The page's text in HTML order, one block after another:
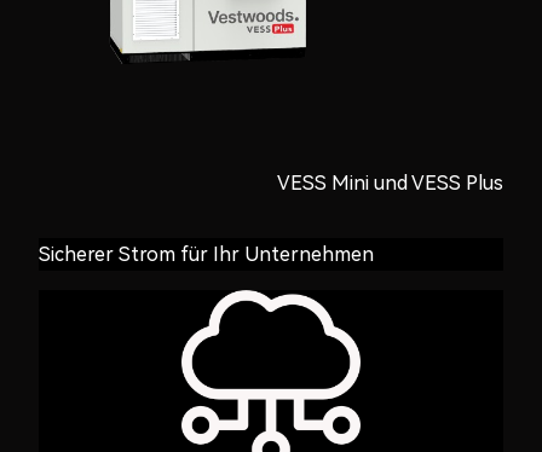
VESS Mini und VESS Plus
Sicherer Strom für Ihr Unternehmen